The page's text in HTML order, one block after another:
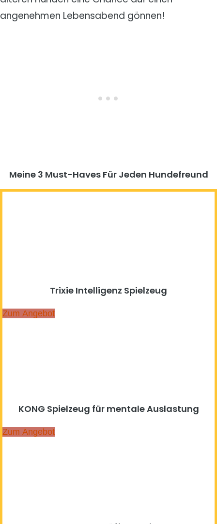
angenehmen Lebensabend gönnen!
Meine 3 Must-Haves Für Jeden Hundefreund​
Trixie Intelligenz Spielzeug
Zum Angebot
KONG Spielzeug für mentale Auslastung
Zum Angebot